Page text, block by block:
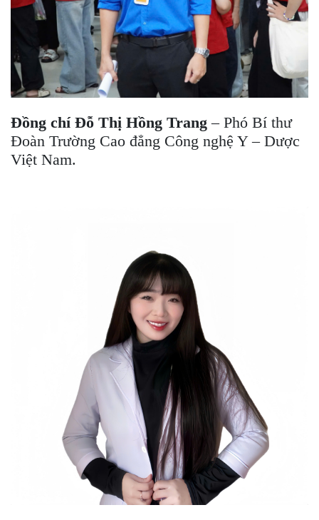
Đồng chí Đỗ Thị Hồng Trang – Phó Bí thư
Đoàn Trường Cao đẳng Công nghệ Y – Dược
Việt Nam.